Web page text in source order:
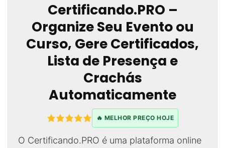
Certificando.PRO –
Organize Seu Evento ou
Curso, Gere Certificados,
Lista de Presença e
Crachás
Automaticamente
🔥 MELHOR PREÇO HOJE
O Certificando.PRO é uma plataforma online